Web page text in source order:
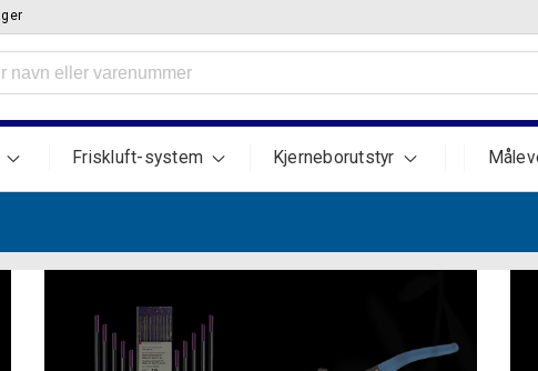
Friskluft-system Kjerneborutstyr